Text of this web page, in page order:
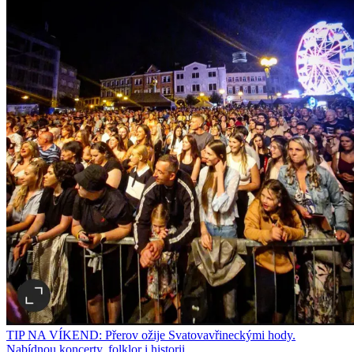
TIP NA VÍKEND: Přerov ožije Svatovavřineckými hody.
Nabídnou koncerty, folklor i historii